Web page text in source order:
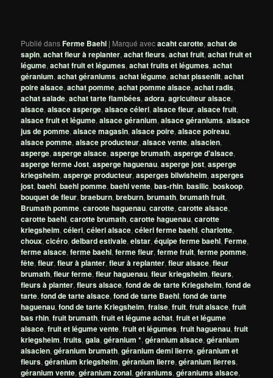
Publié dansFerme Baehl | Marqué avecacaht carotte,achat de
sapin,achat fleur à replanter,achat fleurs,achat fruit,achat fruit et
légume,achat fruit et légumes,achat fruits et légumes,achat
géranium,achat géraniums,achat légume,achat pissenlit,achat
poire alsace,achat pomme,achat pomme alsace,achat radis,
achat salade,achat tarte flambées,adora,agriculteur alsace,
alsace,alsace asperge,alsace céleri,alsace fleur,alsace fruit,
alsace fruit et légume,alsace géranium,alsace géraniums,alsace
jus de pomme,alsace magasin,alsace poire,alsace poireau,
alsace pomme,alsace producteur,alsace vente,alsacien,
asperge,asperge alsace,asperge brumath,asperge d'alsace,
asperge ferme Jost,asperge haguenau,asperge jost,asperge
kriegsheim,asperge producteur,asperges bilwisheim,asperges
jost,baehl,baehl pomme,baehl vente,bas-rhin,basilic,boskoop,
bouquet de fleur,braeburn,breburn,brumath,brumath fruit,
Brumath pomme,caroote haguenau,carotte,carotte alsace,
carotte baehl,carotte brumath,carotte haguenau,carotte
kriegsheim,céleri,céleri alsace,céleri ferme baehl,charlotte,
choux,cicéro,delbard estivale,elstar,équipe ferme baehl,Ferme,
ferme alsace,ferme baehl,ferme fleur,ferme fruit,ferme pomme,
fête,fleur,fleur à planter,fleur à replanter,fleur alsace,fleur
brumath,fleur ferme,fleur haguenau,fleur kriegsheim,fleurs,
fleurs à planter,fleurs alsace,fond de de tarte Kriegsheim,fond de
tarte,fond de tarte alsace,fond de tarte Baehl,fond de tarte
haguenau,fond de tarte Kriegsheim,fraise,fruit,fruit alsace,fruit
bas rhin,fruit brumath,fruit et légume achat,fruit et légume
alsace,fruit et légume vente,fruit et légumes,fruit haguenau,fruit
kriegsheim,fruits,gala,géranium *,géranium alsace,géranium
alsacien,géranium brumath,géranium demi lierre,géranium et
fleurs,géranium kriegsheim,géranium lierre,géranium lierres,
géranium vente,géranium zonal,géraniums,géraniums alsace,